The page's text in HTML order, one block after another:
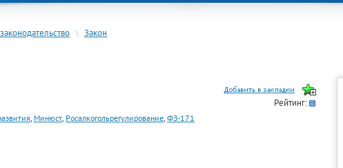
\ Закон
Рейтинг:
, Минюст, Росалкогольрегулирование, ФЗ-171